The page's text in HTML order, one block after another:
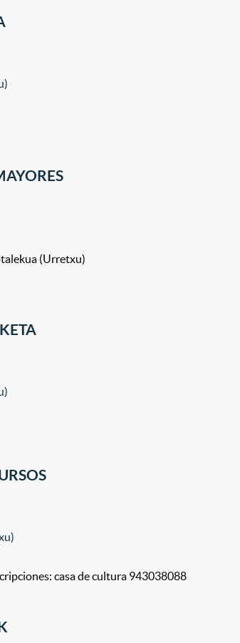
(Urretxu)
casa de cultura 943038088